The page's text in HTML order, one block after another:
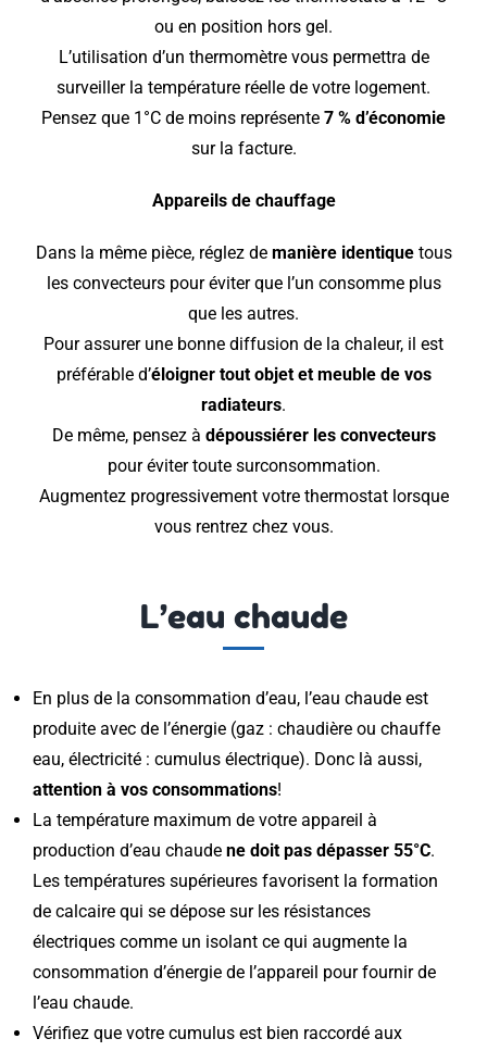
ou en position hors gel.
L’utilisation d’un thermomètre vous permettra de
surveiller la température réelle de votre logement.
Pensez que 1°C de moins représente 7 % d’économie
sur la facture.
Appareils de chauffage
Dans la même pièce, réglez de manière identiquetous
les convecteurs pour éviter que l’un consomme plus
que les autres.
Pour assurer une bonne diffusion de la chaleur, il est
préférable d’éloigner tout objet et meuble de vos
radiateurs.
De même, pensez à dépoussiérer les convecteurs
pour éviter toute surconsommation.
Augmentez progressivement votre thermostat lorsque
vous rentrez chez vous.
L’eau chaude
En plus de la consommation d’eau, l’eau chaude est
produite avec de l’énergie (gaz : chaudière ou chauffe
eau, électricité : cumulus électrique). Donc là aussi,
attention à vos consommations!
La température maximum de votre appareil à
production d’eau chaude ne doit pas dépasser 55°C.
Les températures supérieures favorisent la formation
de calcaire qui se dépose sur les résistances
électriques comme un isolant ce qui augmente la
consommation d’énergie de l’appareil pour fournir de
l’eau chaude.
Vérifiez que votre cumulus est bien raccordé aux